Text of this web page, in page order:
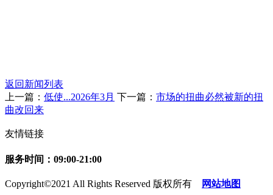
返回新闻列表
上一篇： 低使...2026年3月 下一篇： 市场的扭曲必然被新的扭
曲改回来
友情链接
服务时间：09:00-21:00
Copyright©2021 All Rights Reserved 版权所有 网站地图